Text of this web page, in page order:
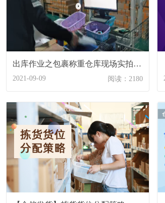
出库作业之包裹称重仓库现场实拍【摩托车配件行业】
2021-09-09 阅读：2180